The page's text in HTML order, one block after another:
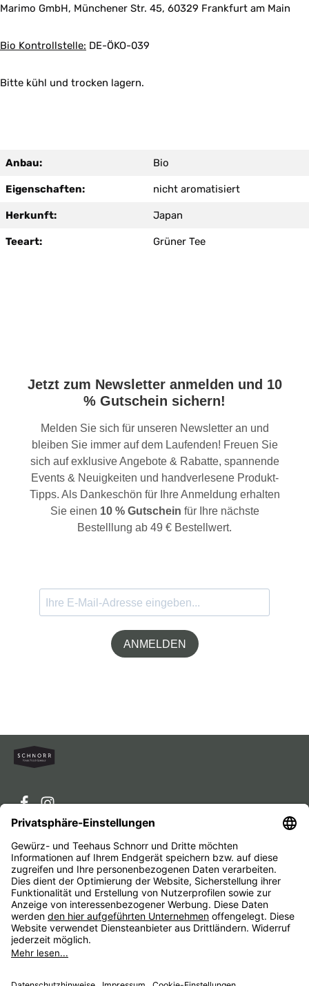
Marimo GmbH, Münchener Str. 45, 60329 Frankfurt am Main
Bio Kontrollstelle: DE-ÖKO-039
Bitte kühl und trocken lagern.
Anbau: Bio
Eigenschaften: nicht aromatisiert
Herkunft: Japan
Teeart: Grüner Tee
Jetzt zum Newsletter anmelden und 10
% Gutschein sichern!
Melden Sie sich für unseren Newsletter an und
bleiben Sie immer auf dem Laufenden! Freuen Sie
sich auf exklusive Angebote & Rabatte, spannende
Events & Neuigkeiten und handverlesene Produkt-
Tipps. Als Dankeschön für Ihre Anmeldung erhalten
Sie einen 10 % Gutschein für Ihre nächste
Bestelllung ab 49 € Bestellwert.
ANMELDEN
Service-Hotline
Service
Unternehmen
Alle Preise inkl. gesetzl. Mehrwertsteuer zzgl.